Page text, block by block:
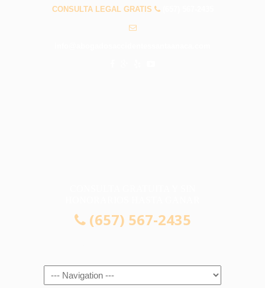
CONSULTA LEGAL GRATIS
(657) 567-2435
Navigation